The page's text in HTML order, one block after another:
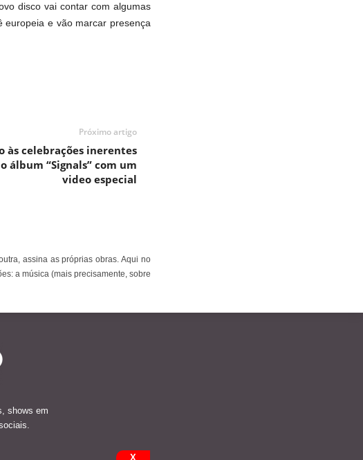
disco vai contar com algumas
e vão marcar presença
Próximo artigo
às celebrações inerentes
álbum “Signals” com um
video especial
assina as próprias obras. Aqui no
a música (mais precisamente, sobre
shows em
X